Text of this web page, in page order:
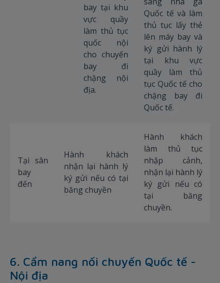
bay tại khu
vực quầy
làm thủ tục
quốc nội
cho chuyến
bay đi
chặng nội
địa.
Quốc tế và làm
thủ tục lấy thẻ
lên máy bay và
ký gửi hành lý
tại khu vực
quầy làm thủ
tục Quốc tế cho
chặng bay đi
Quốc tế.
Tại sân
bay
đến
Hành khách
nhận lại hành lý
ký gửi nếu có tại
băng chuyền
Hành khách
làm thủ tục
nhập cảnh,
nhận lại hành lý
ký gửi nếu có
tại băng
chuyền.
6. Cẩm nang nối chuyến Quốc tế -
Nội địa